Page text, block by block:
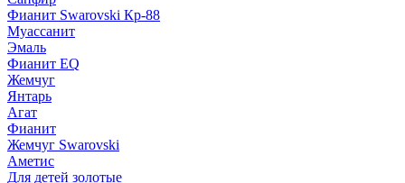
Фианит Swarovski Кр-88
Муассанит
Эмаль
Фианит EQ
Жемчуг
Янтарь
Агат
Фианит
Жемчуг Swarovski
Аметис
Для детей золотые